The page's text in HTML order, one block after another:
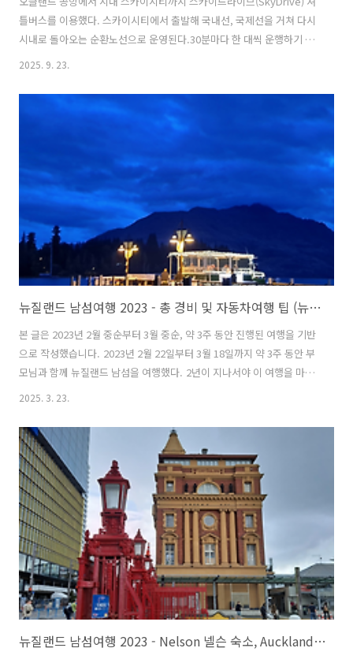
틀버스를 이용했다. 스카이시티에서 출발해 국내선, 국제선을 거쳐 다시
시내로 돌아오는 순환노선으로 운영된다.30분마다 한 대씩 운행하기 때
문에 배차 가격도 짧은 편이다.버스는 2층 대형 차량이라 좌석이 여유롭
넉넉하다. 요금은 현장 결제나 온라인 예약 모두 동일하고, 현장 결제를
할 경우 카드로 간편하게 결제할 수 있다.스카이시티에서 국제공항으로
아침 일찍 타야 해서 자리가 없을까 봐 걱정했는데, 워낙 버스가 크고 배
차도 자주 있어서 미리 예약할 필요는 없었다.특히나 여행계획에 변동이
생길 수 있다면 차라리 여유시간을 길게 두고 현장 결제할 것을 추천한
다. 실..
2025. 9. 23.
뉴질랜드 남섬여행 2023 - 총 경비 및 자동차여행 팁 (뉴질랜드 로드트립, 뉴질랜드 남섬 자유여행, 뉴질랜드 자동차여행)
본 글은 2023년 2월 중순부터 3월 중순, 약 3주 동안 진행된 여행을 기반
으로 작성했습니다. 2023년 2월 22일부터 3월 18일까지 약 3주 동안 부
모님과 함께 뉴질랜드 남섬을 여행했다. 2년이 지나서야 이 여행을 마무
리하는 글을 쓰게 되다니, 시간이 흐르면서 세세한 기억이 희미해진 것이
를 지어야 다음 여행 기록을 이어갈 수 있기 때문이다. 여행 비용을 좀 더
현실적으로 공유하고 싶었지만, 이미 시간이 많이 흘렀고 기름값을 따로
기록하지 않았던 점, 외식과 직접 요리를 병행하면서 식비를 정확히 정리
하기 어려운 점 때문에 대략적인 금액만 정리할 수 있었다. 그래도 남아
있는 기록을 바탕으로 숙소 비용과 액티비티 비용을 정리했다..
2025. 3. 23.
뉴질랜드 남섬여행 2023 - Nelson 넬슨 숙소, Auckland 오클랜드 숙소 (넬슨 숙소, 오클랜드 숙소, 뉴질랜드 로드트립, 뉴질랜드 남섬 자유여행, 뉴질랜드 자동차여행)